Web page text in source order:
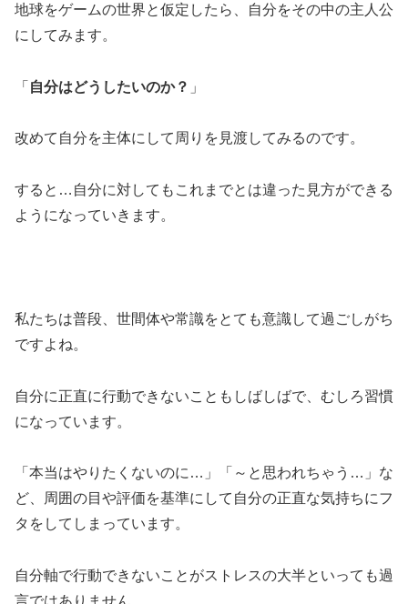
地球をゲームの世界と仮定したら、自分をその中の主人公
にしてみます。
「 自分はどうしたいのか？ 」
改めて自分を主体にして周りを見渡してみるのです。
すると…自分に対してもこれまでとは違った見方ができる
ようになっていきます。
私たちは普段、世間体や常識をとても意識して過ごしがち
ですよね。
自分に正直に行動できないこともしばしばで、むしろ習慣
になっています。
「本当はやりたくないのに…」「～と思われちゃう…」な
ど、周囲の目や評価を基準にして自分の正直な気持ちにフ
タをしてしまっています。
自分軸で行動できないことがストレスの大半といっても過